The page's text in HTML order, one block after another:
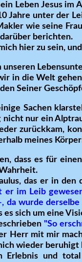
Leben Jesus im
Jahre unter der
wie seine
berichten.
hier zu sein,
in die Welt
Seiner
Sachen
nicht nur ein
zurückkam,
meines
dass es für
das er in
er im Leib
da wurde
sich um eine
"So
Herr mit mir
wieder
Erlebnis und